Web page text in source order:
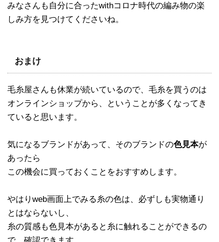
みなさんも自分に合ったwithコロナ時代の編み物の楽
しみ方を見つけてくださいね。
おまけ
毛糸屋さんも休業が続いているので、毛糸を買うのは
オンラインショップから、ということが多くなってき
ていると思います。
気になるブランドがあって、そのブランドの色見本が
あったら
この機会に買っておくことをおすすめします。
やはりweb画面上でみる糸の色は、必ずしも実物通り
とはならないし、
糸の質感も色見本があると糸に触れることができるの